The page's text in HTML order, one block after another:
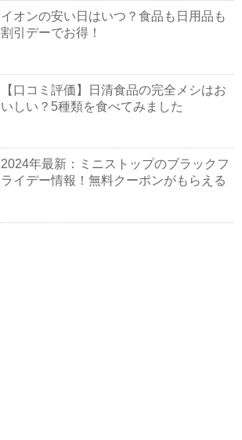
イオンの安い日はいつ？食品も日用品も
割引デーでお得！
【口コミ評価】日清食品の完全メシはお
いしい？5種類を食べてみました
2024年最新：ミニストップのブラックフ
ライデー情報！無料クーポンがもらえる